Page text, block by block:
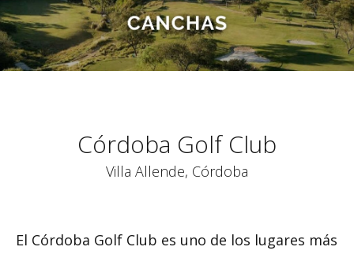
Córdoba Golf Club
Villa Allende, Córdoba
El Córdoba Golf Club es uno de los lugares más